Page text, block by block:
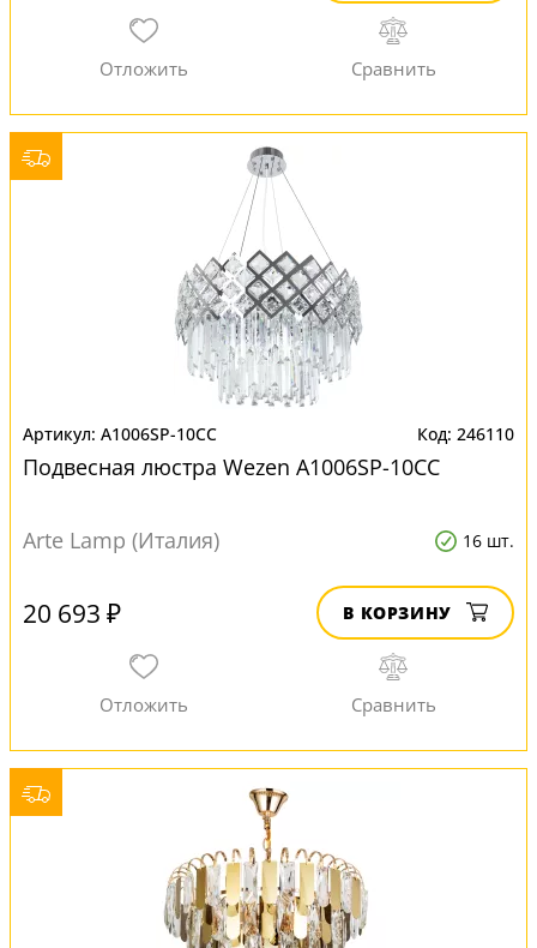
A1006SP-10CC 246110
Подвесная люстра Wezen A1006SP-10CC
Arte Lamp (Италия) 16 шт.
20 693 ₽ В КОРЗИНУ